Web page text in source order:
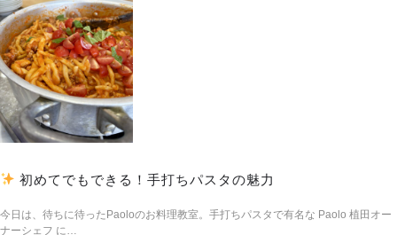
初めてでもできる！手打ちパスタの魅力
今日は、待ちに待ったPaoloのお料理教室。手打ちパスタで有名な Paolo 植田オー
ナーシェフ に…